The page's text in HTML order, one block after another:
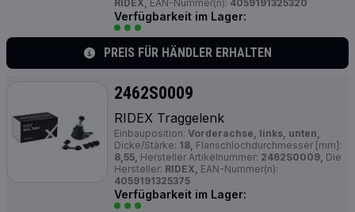
RIDEX, EAN-Nummer(n): 4059191325320
Verfügbarkeit im Lager:
PREIS FÜR HÄNDLER ERHALTEN
2462S0009
RIDEX Traggelenk
Einbauposition: Vorderachse, links, unten,
Dicke/Stärke: 18, Flanschlochdurchmesser [mm]:
8,55, Hersteller Artikelnummer: 2462S0009, Die
Hersteller: RIDEX, EAN-Nummer(n):
4059191325375
Verfügbarkeit im Lager: